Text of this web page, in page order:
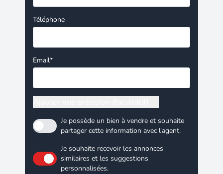
Téléphone
Email*
Je possède un bien à vendre et souhaite
partager cette information avec l'agent.
Je souhaite recevoir les annonces
similaires et les suggestions
personnalisées.